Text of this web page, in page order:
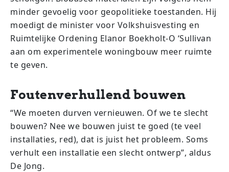
minder gevoelig voor geopolitieke toestanden. Hij
moedigt de minister voor Volkshuisvesting en
Ruimtelijke Ordening Elanor Boekholt-O ‘Sullivan
aan om experimentele woningbouw meer ruimte
te geven.
Foutenverhullend bouwen
“We moeten durven vernieuwen. Of we te slecht
bouwen? Nee we bouwen juist te goed (te veel
installaties, red), dat is juist het probleem. Soms
verhult een installatie een slecht ontwerp”, aldus
De Jong.